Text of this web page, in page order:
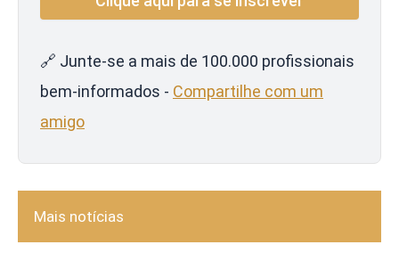
🔗 Junte-se a mais de 100.000 profissionais
bem-informados - Compartilhe com um
amigo
Mais notícias